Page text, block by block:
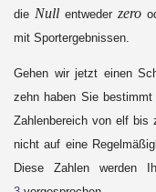
die Null entwederzero
mit Sportergebnissen.
Gehen wir jetzt einen
zehn haben Sie
Zahlenbereich von elf bis
nicht auf eine
Diese Zahlen werden